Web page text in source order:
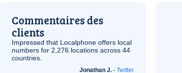
Commentaires des
clients
Impressed that Localphone offers local
numbers for 2,276 locations across 44
countries.
Jonathan J. - Twitter